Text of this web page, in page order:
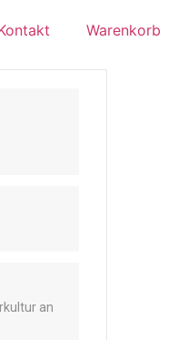
Warenkorb
an